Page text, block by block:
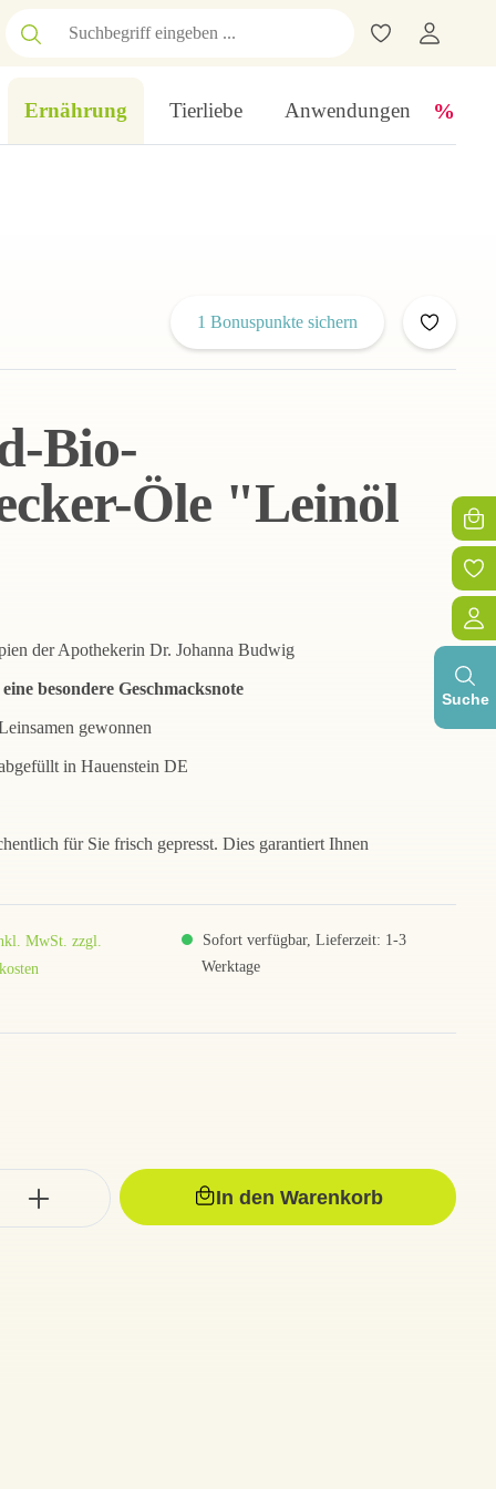
Suche
Ernährung Tierliebe Anwendungen
1 Bonuspunkte sichern
Bio-
Öle "Leinöl
der Apothekerin Dr. Johanna Budwig
besondere Geschmacksnote
gewonnen
in Hauenstein DE
für Sie frisch gepresst. Dies garantiert Ihnen
MwSt. zzgl.
Sofort verfügbar, Lieferzeit: 1-3
Werktage
In den Warenkorb